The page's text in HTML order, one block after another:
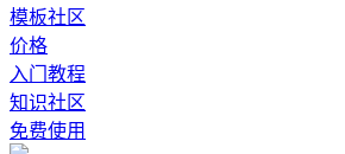
模板社区
价格
入门教程
知识社区
免费使用